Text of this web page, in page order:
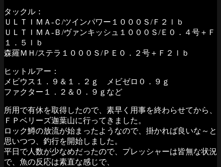
タックル：
ＵＬＴＩＭＡ-Ｃ/ツインパワー１０００Ｓ/Ｆ２ｌｂ
ＵＬＴＩＭＡ-Ｂ/ヴァンキッシュ１０００Ｓ/Ｅ０．４号＋Ｆ
１．５ｌｂ
森羅ＭＨ/ステラ１０００Ｓ/ＰＥ０．２号＋Ｆ２ｌｂ
ヒットルアー：
メビウス１．９＆１．２ｇ メビゼロ０．９ｇ
ファクター１．２＆０．９ｇなど
所用で有休を取得したので、素早く用事を終わらせてから、
ＦＰベリーズ迦葉山に行ってきました。
ロック鱒の放流が始まったようなので、掛かれば良いな～と
思いつつ、釣行を開始しました。
平日で人数が少なめだったので、プレッシャーは皆無な状況
で、魚の反応は素直な感じで、